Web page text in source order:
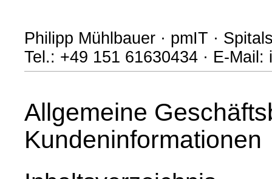
Philipp Mühlbauer · pmIT ·
Tel.: +49 151 61630434 · E-Mail:
Allgemeine
Kundeninformationen